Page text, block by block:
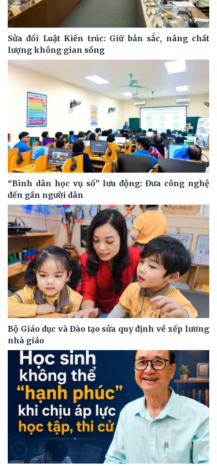
Sửa đổi Luật Kiến trúc: Giữ bản sắc, nâng chất
lượng không gian sống
“Bình dân học vụ số” lưu động: Đưa công nghệ
đến gần người dân
Bộ Giáo dục và Đào tạo sửa quy định về xếp lương
nhà giáo